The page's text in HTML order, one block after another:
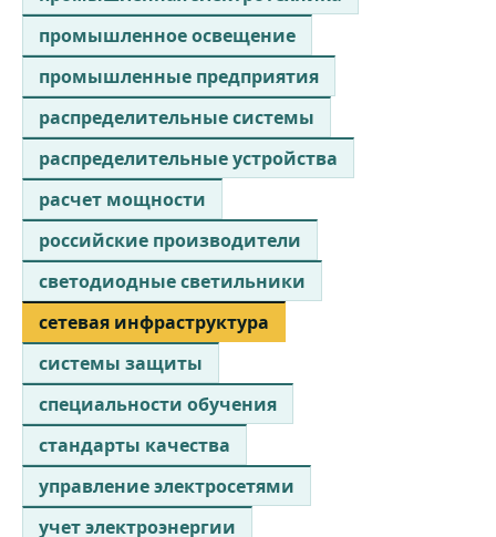
промышленное освещение
промышленные предприятия
распределительные системы
распределительные устройства
расчет мощности
российские производители
светодиодные светильники
сетевая инфраструктура
системы защиты
специальности обучения
стандарты качества
управление электросетями
учет электроэнергии